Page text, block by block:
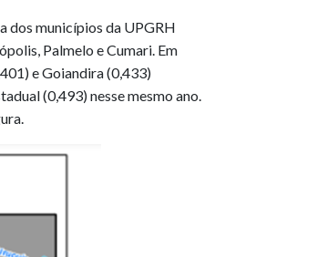
dos municípios da UPGRH
Palmelo e Cumari. Em
e Goiandira (0,433)
(0,493) nesse mesmo ano.